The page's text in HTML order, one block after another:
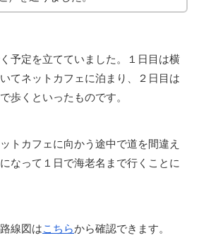
予定を立てていました。１日目は横
てネットカフェに泊まり、２日目は
歩くといったものです。
トカフェに向かう途中で道を間違え
なって１日で海老名まで行くことに
線図はこちらから確認できます。